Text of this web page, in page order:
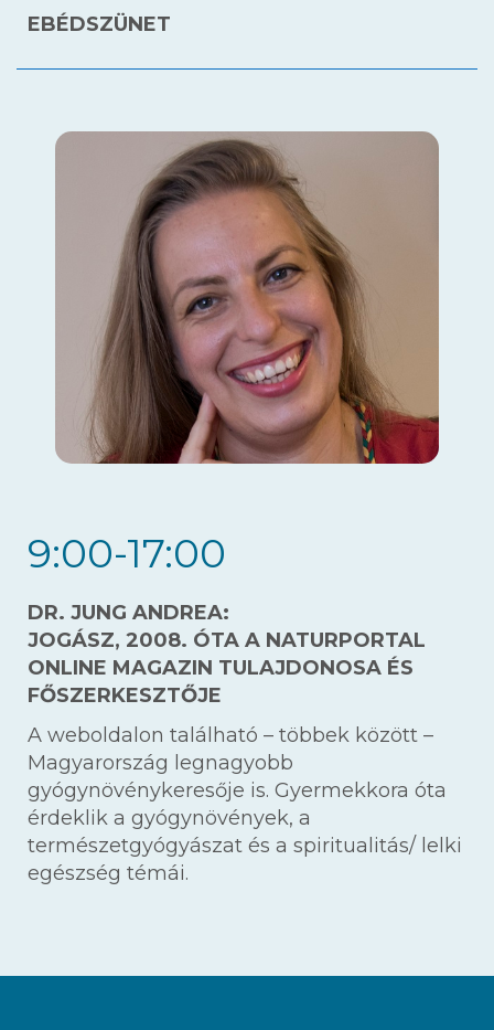
EBÉDSZÜNET
9:00-17:00
DR. JUNG ANDREA:
JOGÁSZ, 2008. ÓTA A NATURPORTAL
ONLINE MAGAZIN TULAJDONOSA ÉS
FŐSZERKESZTŐJE
A weboldalon található – többek között –
Magyarország legnagyobb
gyógynövénykeresője is. Gyermekkora óta
érdeklik a gyógynövények, a
természetgyógyászat és a spiritualitás/ lelki
egészség témái.